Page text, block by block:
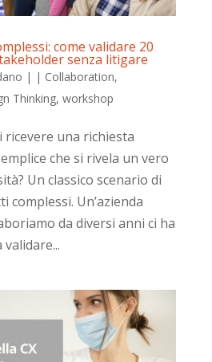
come validare 20
senza litigare
| | Collaboration,
Thinking, workshop
ricevere una richiesta
che si rivela un vero
Un classico scenario di
complessi. Un’azienda
da diversi anni ci ha